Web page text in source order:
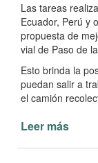
Las tareas
Ecuador, Perú y
propuesta de
vial de Paso de
Esto brinda la
puedan salir a
el camión
Leer más